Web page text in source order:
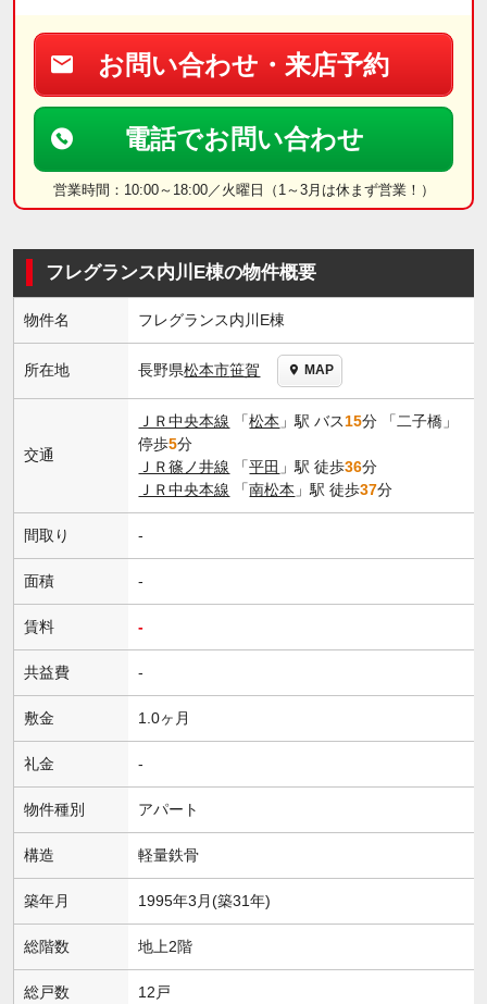
お問い合わせ・来店予約
電話でお問い合わせ
営業時間：10:00～18:00／火曜日（1～3月は休まず営業！）
フレグランス内川E棟の物件概要
物件名 フレグランス内川E棟
所在地 長野県松本市笹賀 MAP
交通
ＪＲ中央本線 「松本 」駅 バス15分 「二子橋」
停歩5分
ＪＲ篠ノ井線 「平田 」駅 徒歩36分
ＪＲ中央本線 「南松本 」駅 徒歩37分
間取り -
面積 -
賃料 -
共益費 -
敷金 1.0ヶ月
礼金 -
物件種別 アパート
構造 軽量鉄骨
築年月 1995年3月(築31年)
総階数 地上2階
総戸数 12戸